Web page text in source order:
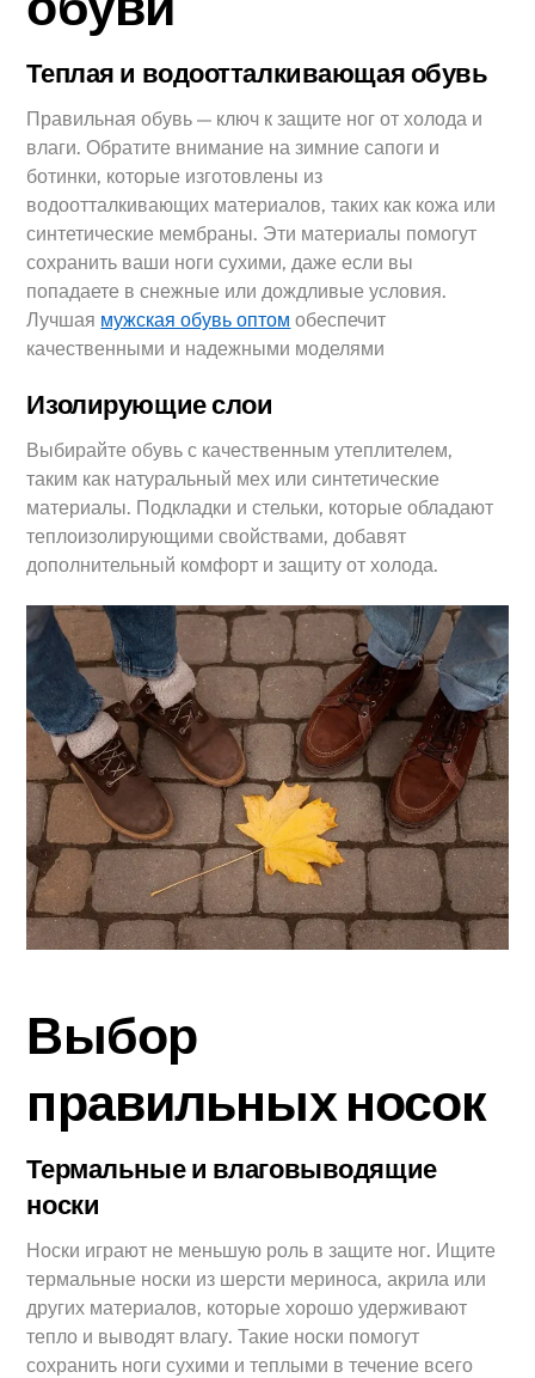
Теплая и водоотталкивающая обувь
Правильная обувь — ключ к защите ног от холода и
влаги. Обратите внимание на зимние сапоги и
ботинки, которые изготовлены из
водоотталкивающих материалов, таких как кожа или
синтетические мембраны. Эти материалы помогут
сохранить ваши ноги сухими, даже если вы
попадаете в снежные или дождливые условия.
Лучшая мужская обувь оптом обеспечит
качественными и надежными моделями
Изолирующие слои
Выбирайте обувь с качественным утеплителем,
таким как натуральный мех или синтетические
материалы. Подкладки и стельки, которые обладают
теплоизолирующими свойствами, добавят
дополнительный комфорт и защиту от холода.
Выбор
правильных носок
Термальные и влаговыводящие
носки
Носки играют не меньшую роль в защите ног. Ищите
термальные носки из шерсти мериноса, акрила или
других материалов, которые хорошо удерживают
тепло и выводят влагу. Такие носки помогут
сохранить ноги сухими и теплыми в течение всего